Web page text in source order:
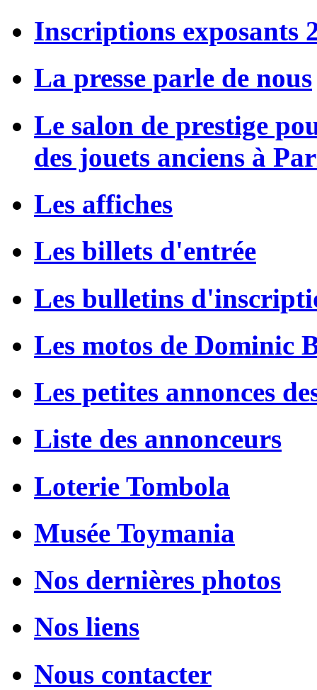
Inscriptions exposants
La presse parle de nous
Le salon de prestige
des jouets anciens à
Les affiches
Les billets d'entrée
Les bulletins
Les motos de Dominic
Les petites annonces
Liste des annonceurs
Loterie Tombola
Musée Toymania
Nos dernières photos
Nos liens
Nous contacter